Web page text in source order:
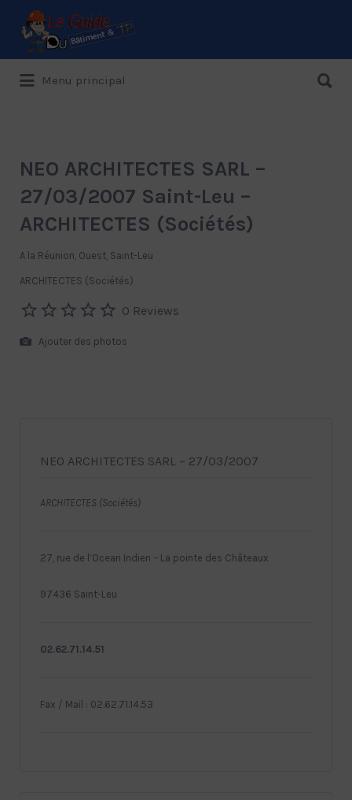
Le Guide de référence depuis 1995
Rechercher:
Menu principal
NEO ARCHITECTES SARL –
27/03/2007 Saint-Leu –
ARCHITECTES (Sociétés)
A la Réunion, Ouest, Saint-Leu
ARCHITECTES (Sociétés)
0 Reviews
Ajouter des photos
NEO ARCHITECTES SARL – 27/03/2007
ARCHITECTES (Sociétés)
27, rue de l’Ocean Indien – La pointe des Châteaux
97436 Saint-Leu
02.62.71.14.51
Fax / Mail : 02.62.71.14.53